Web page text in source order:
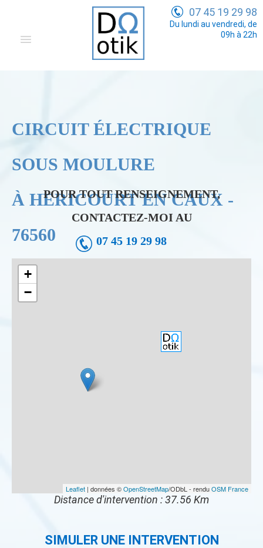
Communication
07 45 19 29 98
Du lundi au vendredi, de
09h à 22h
CIRCUIT ÉLECTRIQUE
SOUS MOULURE
À HERICOURT EN CAUX -
76560
POUR TOUT RENSEIGNEMENT,
CONTACTEZ-MOI AU
07 45 19 29 98
+
−
Leaflet | données ©OpenStreetMap/ODbL - renduOSM France
Distance d'intervention : 37.56 Km
SIMULER UNE INTERVENTION